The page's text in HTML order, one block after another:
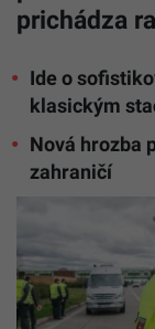
prichádza
Ide o
klasickým
Nová hrozba
zahraničí